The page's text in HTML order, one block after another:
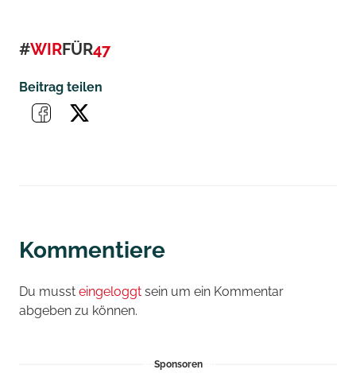
#WIRFÜR47
Beitrag teilen
Kommentiere
Du musst eingeloggt sein um ein Kommentar
abgeben zu können.
Sponsoren